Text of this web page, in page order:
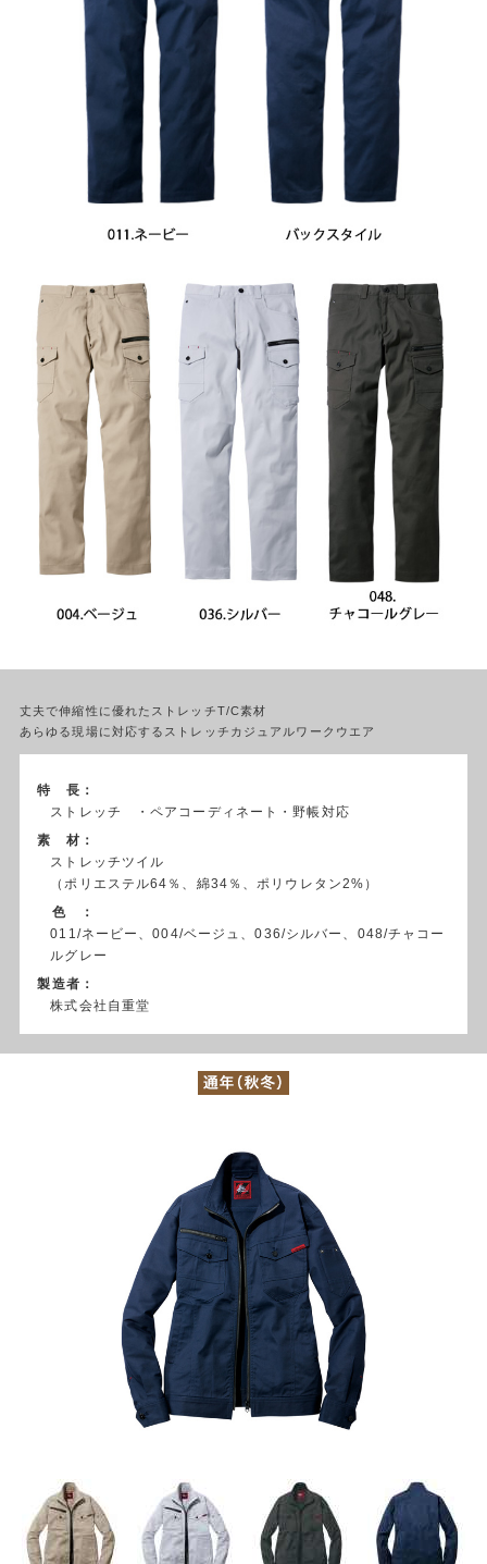
丈夫で伸縮性に優れたストレッチT/C素材
あらゆる現場に対応するストレッチカジュアルワークウエア
特 長：
ストレッチ ・ペアコーディネート・野帳対応
素 材：
ストレッチツイル
（ポリエステル64％、綿34％、ポリウレタン2%）
色 ：
011/ネービー、004/ベージュ、036/シルバー、048/チャコー
ルグレー
製造者：
株式会社自重堂